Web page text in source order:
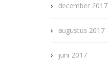
december 2017
augustus 2017
juni 2017